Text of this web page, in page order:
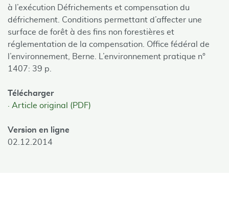
à l’exécution Défrichements et compensation du
défrichement. Conditions permettant d’affecter une
surface de forêt à des fins non forestières et
réglementation de la compensation. Office fédéral de
l’environnement, Berne. L’environnement pratique n°
1407: 39 p.
Télécharger
Article original (PDF)
Version en ligne
02.12.2014